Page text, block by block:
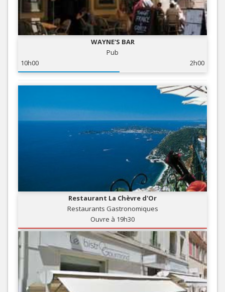
WAYNE'S BAR
Pub
10h00
2h00
Restaurant La Chèvre d'Or
Restaurants Gastronomiques
Ouvre à 19h30